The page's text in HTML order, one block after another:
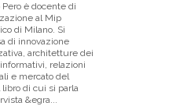
è docente di
al Mip
di Milano. Si
di innovazione
architetture dei
relazioni
e mercato del
libro di cui si parla
&egra...